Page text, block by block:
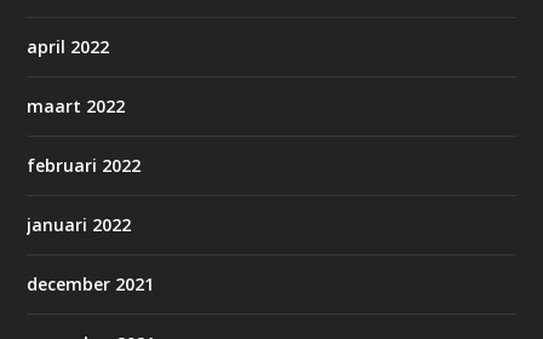
april 2022
maart 2022
februari 2022
januari 2022
december 2021